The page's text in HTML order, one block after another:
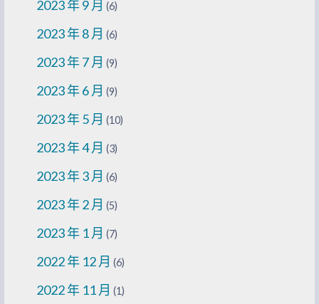
2023 年 9 月 (6)
2023 年 8 月 (6)
2023 年 7 月 (9)
2023 年 6 月 (9)
2023 年 5 月 (10)
2023 年 4 月 (3)
2023 年 3 月 (6)
2023 年 2 月 (5)
2023 年 1 月 (7)
2022 年 12 月 (6)
2022 年 11 月 (1)